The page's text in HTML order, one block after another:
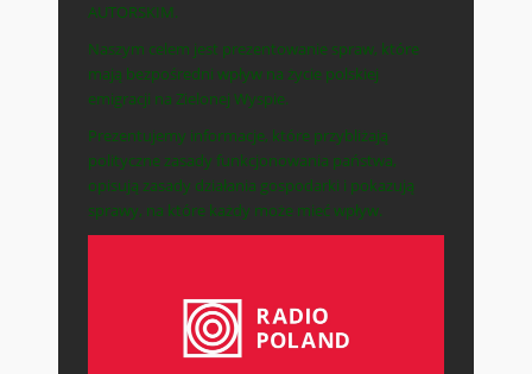
AUTORSKIM.
Naszym celem jest prezentowanie spraw, które
mają bezpośredni wpływ na życie polskiej
emigracji na Zielonej Wyspie.
Prezentujemy informacje, które przybliżają
polityczne zasady funkcjonowania państwa,
opisują zasady działania gospodarki i pokazują
sprawy, na które każdy może mieć wpływ.